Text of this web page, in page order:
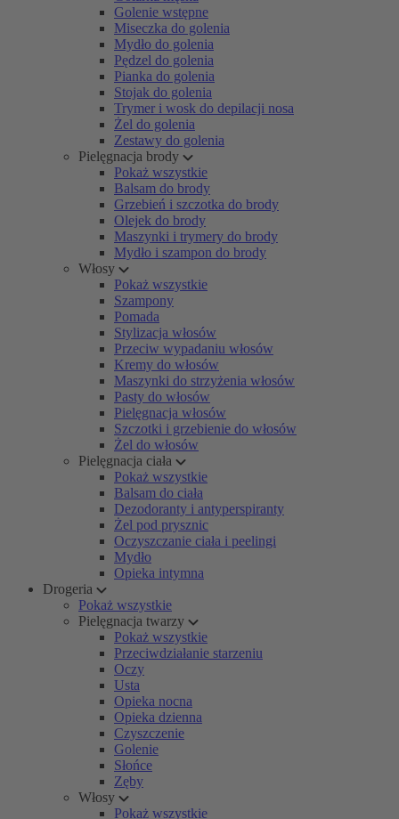
Golenie wstępne
Miseczka do golenia
Mydło do golenia
Pędzel do golenia
Pianka do golenia
Stojak do golenia
Trymer i wosk do depilacji nosa
Żel do golenia
Zestawy do golenia
Pielęgnacja brody
Pokaż wszystkie
Balsam do brody
Grzebień i szczotka do brody
Olejek do brody
Maszynki i trymery do brody
Mydło i szampon do brody
Włosy
Pokaż wszystkie
Szampony
Pomada
Stylizacja włosów
Przeciw wypadaniu włosów
Kremy do włosów
Maszynki do strzyżenia włosów
Pasty do włosów
Pielęgnacja włosów
Szczotki i grzebienie do włosów
Żel do włosów
Pielęgnacja ciała
Pokaż wszystkie
Balsam do ciała
Dezodoranty i antyperspiranty
Żel pod prysznic
Oczyszczanie ciała i peelingi
Mydło
Opieka intymna
Drogeria
Pokaż wszystkie
Pielęgnacja twarzy
Pokaż wszystkie
Przeciwdziałanie starzeniu
Oczy
Usta
Opieka nocna
Opieka dzienna
Czyszczenie
Golenie
Słońce
Zęby
Włosy
Pokaż wszystkie